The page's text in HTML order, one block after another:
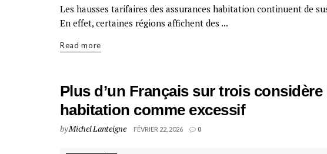
Les hausses tarifaires des assurances habitation continuent de
En effet, certaines régions affichent des ...
Read more
Plus d’un Français sur trois considère
habitation comme excessif
byMichel Lanteigne FÉVRIER 22, 2026 0